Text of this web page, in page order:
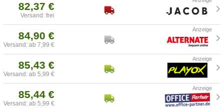
82,37 €
Versand: frei
84,90 €
Versand: ab 7,99 €
85,43 €
Versand: ab 5,99 €
85,44 €
Versand: ab 5,99 €